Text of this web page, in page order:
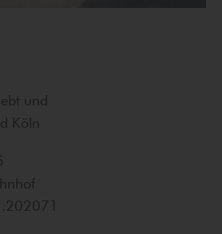
und
Köln